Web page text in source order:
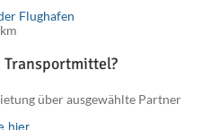
Flughafen
Transportmittel?
über ausgewählte Partner